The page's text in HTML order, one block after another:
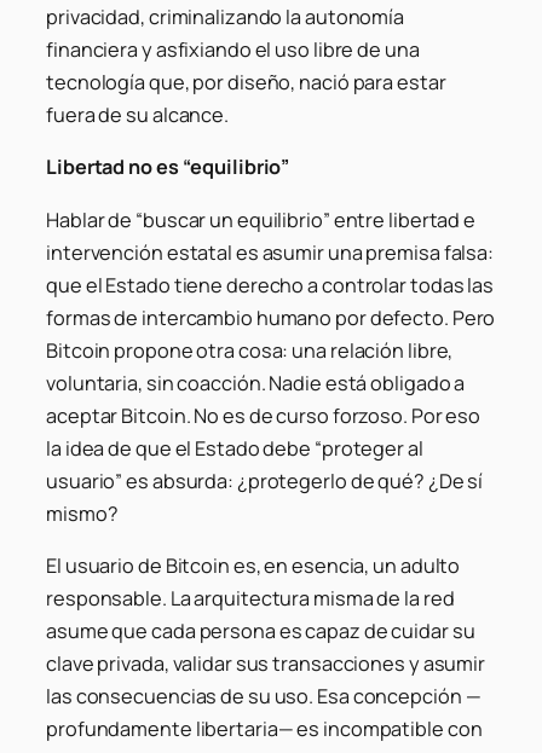
privacidad, criminalizando la autonomía
financiera y asfixiando el uso libre de una
tecnología que, por diseño, nació para estar
fuera de su alcance.
Libertad no es “equilibrio”
Hablar de “buscar un equilibrio” entre libertad e
intervención estatal es asumir una premisa falsa:
que el Estado tiene derecho a controlar todas las
formas de intercambio humano por defecto. Pero
Bitcoin propone otra cosa: una relación libre,
voluntaria, sin coacción. Nadie está obligado a
aceptar Bitcoin. No es de curso forzoso. Por eso
la idea de que el Estado debe “proteger al
usuario” es absurda: ¿protegerlo de qué? ¿De sí
mismo?
El usuario de Bitcoin es, en esencia, un adulto
responsable. La arquitectura misma de la red
asume que cada persona es capaz de cuidar su
clave privada, validar sus transacciones y asumir
las consecuencias de su uso. Esa concepción —
profundamente libertaria— es incompatible con